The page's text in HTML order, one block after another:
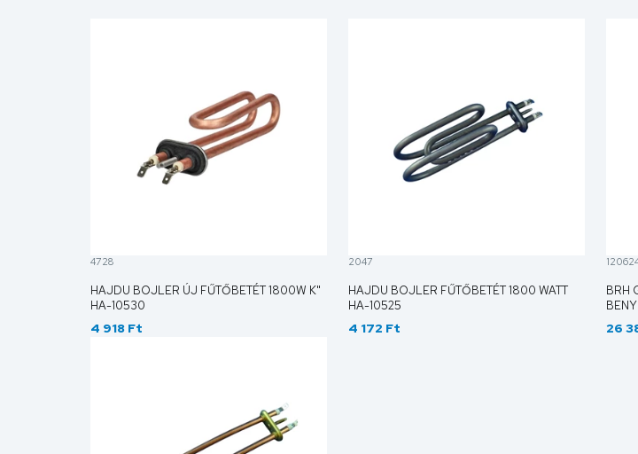
4728
HAJDU BOJLER ÚJ FŰTŐBETÉT 1800W K"
HA-10530
4 918 Ft
2047
HAJDU BOJLER FŰTŐBETÉT 1800 WATT
HA-10525
4 172 Ft
BRH
26